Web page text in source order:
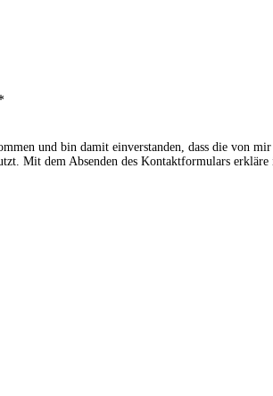
und bin damit einverstanden, dass die von
Mit dem Absenden des Kontaktformulars